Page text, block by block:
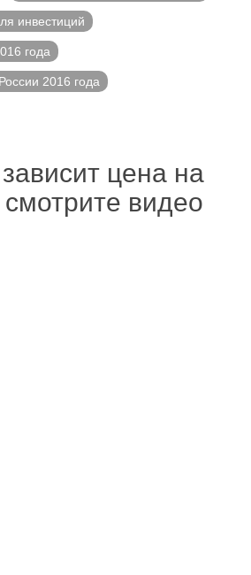
инвестиций
года
2016 года
цена на
видео